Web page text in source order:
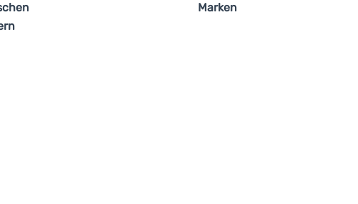
Marken